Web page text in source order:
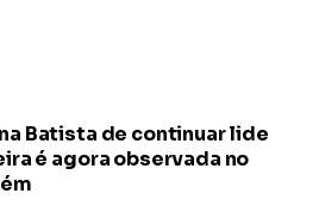
Batista de continuar lide
é agora observada no